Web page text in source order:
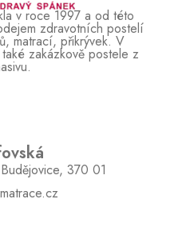
Lamelové
Ano
v roce 1997 a od této
zdravotních postelí
matrací, přikrývek. V
zakázkově postele z
370 01